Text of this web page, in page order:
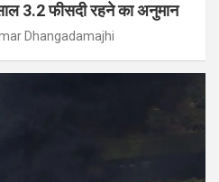
3.2 फीसदी रहने का अनुमान
Dhangadamajhi